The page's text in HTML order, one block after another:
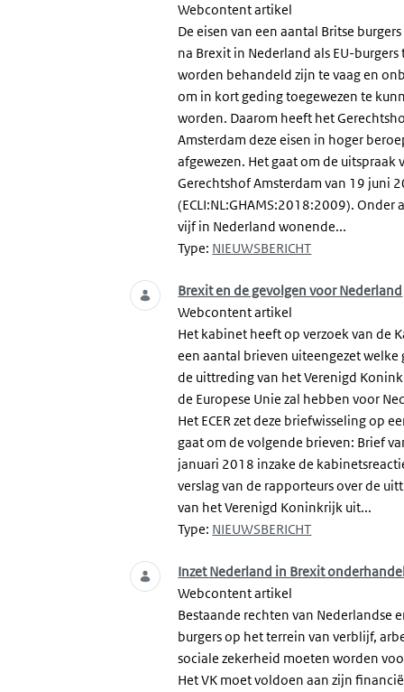
Webcontent artikel
De eisen van een aantal Britse
na Brexit in Nederland als EU-burgers
worden behandeld zijn te vaag en
om in kort geding toegewezen te
worden. Daarom heeft het
Amsterdam deze eisen in hoger
afgewezen. Het gaat om de uitspraak
Gerechtshof Amsterdam van 19 juni
(ECLI:NL:GHAMS:2018:2009). Onder
vijf in Nederland wonende...
Type: NIEUWSBERICHT
Brexit en de gevolgen voor Nederland
Webcontent artikel
Het kabinet heeft op verzoek van de
een aantal brieven uiteengezet welke
de uittreding van het Verenigd
de Europese Unie zal hebben voor
Het ECER zet deze briefwisseling op
gaat om de volgende brieven: Brief
januari 2018 inzake de
verslag van de rapporteurs over de
van het Verenigd Koninkrijk uit...
Type: NIEUWSBERICHT
Inzet Nederland in Brexit
Webcontent artikel
Bestaande rechten van Nederlandse
burgers op het terrein van verblijf,
sociale zekerheid moeten worden
Het VK moet voldoen aan zijn